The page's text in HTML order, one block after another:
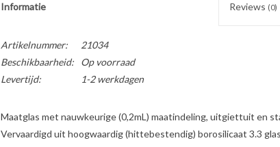
Informatie Reviews (0)
Artikelnummer:
21034
Beschikbaarheid:
Op voorraad
Levertijd:
1-2 werkdagen
Maatglas met nauwkeurige (0,2mL) maatindeling, uitgiettuit en
Vervaardigd uit hoogwaardig (hittebestendig) borosilicaat 3.3